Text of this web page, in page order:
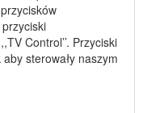
Control’’. Przyciski
sterowały naszym